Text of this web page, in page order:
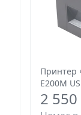
Принтер
E200M
2 550